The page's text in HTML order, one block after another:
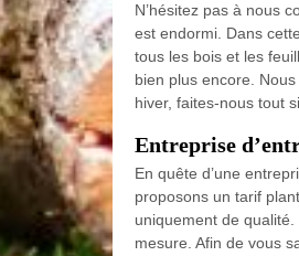
N’hésitez pas à nous
est endormi. Dans
tous les bois et les
bien plus encore.
hiver, faites-nous tout
Entreprise
En quête d’une
proposons un tarif
uniquement de
mesure. Afin de vous